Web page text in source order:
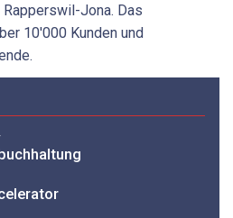
Jona. Das
10'000 Kunden und